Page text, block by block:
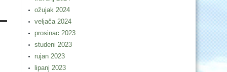
ožujak 2024
veljača 2024
prosinac 2023
studeni 2023
rujan 2023
lipanj 2023